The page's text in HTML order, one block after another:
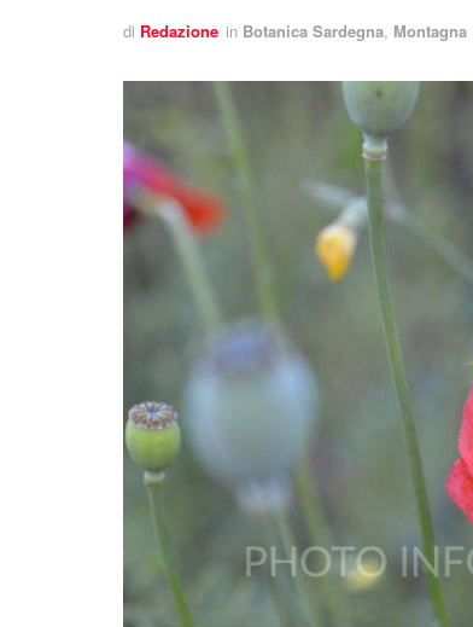
di Redazione in Botanica Sardegna, Montagna